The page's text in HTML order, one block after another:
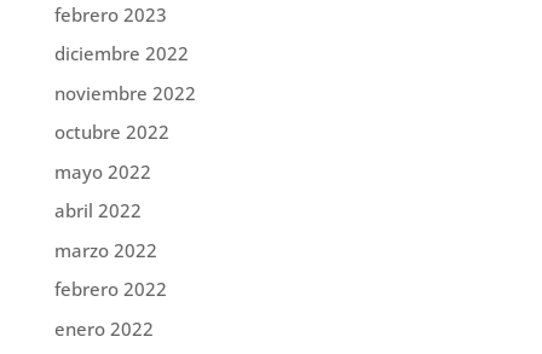
febrero 2023
diciembre 2022
noviembre 2022
octubre 2022
mayo 2022
abril 2022
marzo 2022
febrero 2022
enero 2022